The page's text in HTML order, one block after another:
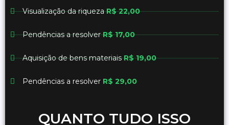
Visualização da riquezaR$ 22,00
Pendências a resolverR$ 17,00
Aquisição de bens materiaisR$ 19,00
Pendências a resolver R$ 29,00
QUANTO TUDO ISSO